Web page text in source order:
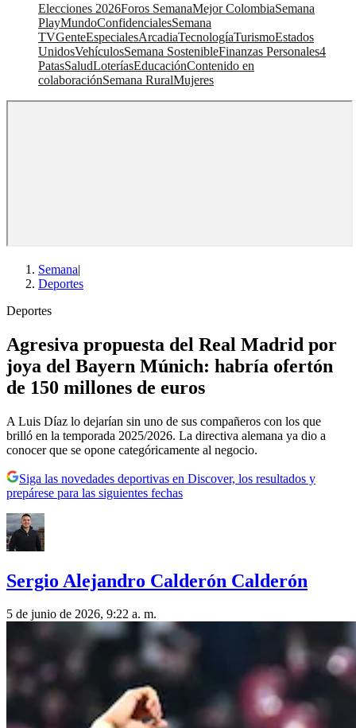
Elecciones 2026Foros SemanaMejor ColombiaSemana
PlayMundoConfidencialesSemana
TVGenteEspecialesArcadiaTecnologíaTurismoEstados
UnidosVehículosSemana SostenibleFinanzas Personales4
PatasSaludLoteríasEducaciónContenido en
colaboraciónSemana RuralMujeres
Semana|
Deportes
Deportes
Agresiva propuesta del Real Madrid por
joya del Bayern Múnich: habría ofertón
de 150 millones de euros
A Luis Díaz lo dejarían sin uno de sus compañeros con los que
brilló en la temporada 2025/2026. La directiva alemana ya dio a
conocer que se opone categóricamente al negocio.
Siga las novedades deportivas en Discover, los resultados y
prepárese para las siguientes fechas
Sergio Alejandro Calderón Calderón
5 de junio de 2026, 9:22 a. m.